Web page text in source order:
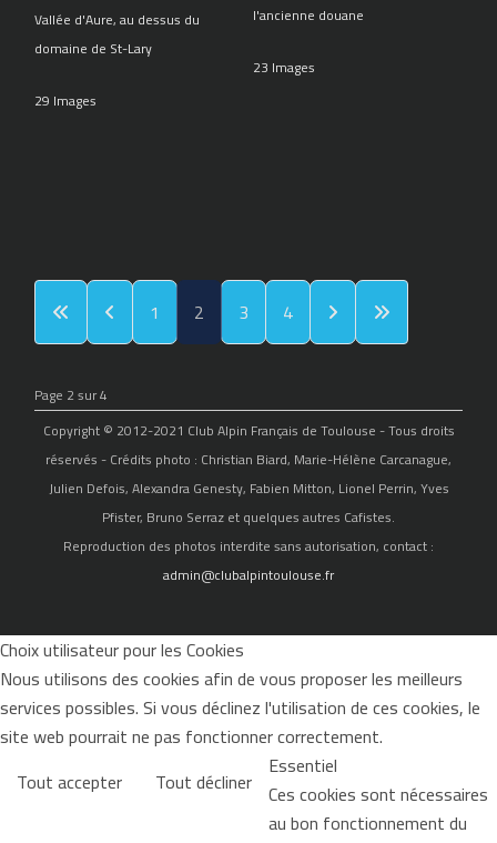
Vallée d'Aure, au dessus du
domaine de St-Lary
29 Images
l'ancienne douane
23 Images
1 2 3 4
Page 2 sur 4
Copyright © 2012-2021 Club Alpin Français de Toulouse - Tous droits
réservés - Crédits photo : Christian Biard, Marie-Hélène Carcanague,
Julien Defois, Alexandra Genesty, Fabien Mitton, Lionel Perrin, Yves
Pfister, Bruno Serraz et quelques autres Cafistes.
Reproduction des photos interdite sans autorisation, contact :
admin@clubalpintoulouse.fr
Choix utilisateur pour les Cookies
Nous utilisons des cookies afin de vous proposer les meilleurs
services possibles. Si vous déclinez l'utilisation de ces cookies, le
site web pourrait ne pas fonctionner correctement.
Tout accepter
Tout décliner Essentiel
Ces cookies sont nécessaires
au bon fonctionnement du